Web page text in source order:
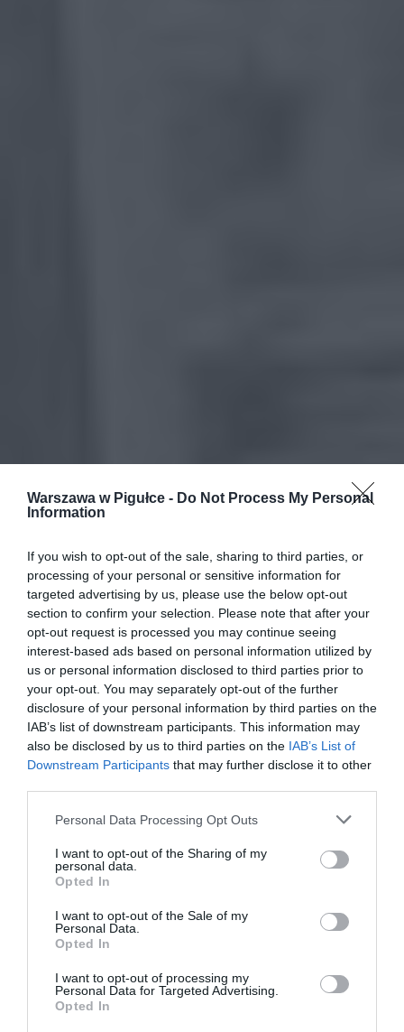
Warszawa w Pigułce - Do Not Process My Personal
Information
If you wish to opt-out of the sale, sharing to third parties, or
processing of your personal or sensitive information for
targeted advertising by us, please use the below opt-out
section to confirm your selection. Please note that after your
opt-out request is processed you may continue seeing
interest-based ads based on personal information utilized by
us or personal information disclosed to third parties prior to
your opt-out. You may separately opt-out of the further
disclosure of your personal information by third parties on the
IAB’s list of downstream participants. This information may
also be disclosed by us to third parties on the IAB’s List of
Downstream Participants that may further disclose it to other
Personal Data Processing Opt Outs
I want to opt-out of the Sharing of my
personal data.
Opted In
I want to opt-out of the Sale of my
Personal Data.
Opted In
I want to opt-out of processing my
Personal Data for Targeted Advertising.
Opted In